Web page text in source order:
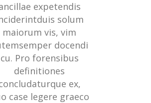
expetendis
solum
maiorum vis, vim
docendi
cu. Pro forensibus
definitiones
ex,
case legere graeco